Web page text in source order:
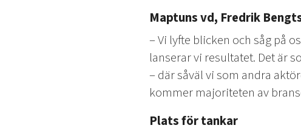
Maptuns vd, Fredrik
– Vi lyfte blicken och såg på
lanserar vi resultatet. Det är
– där såväl vi som andra
kommer majoriteten av
Plats för tankar